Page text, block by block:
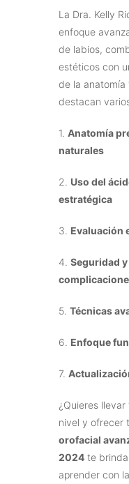
La Dra. Kelly
enfoque
de labios,
estéticos con
de la anatomía
destacan
1. Anatomía
naturales
2. Uso del
estratégica
3. Evaluación
4. Seguridad
5. Técnicas
6. Enfoque
7.
¿Quieres
nivel y ofrecer
orofacial
2024 te
aprender con